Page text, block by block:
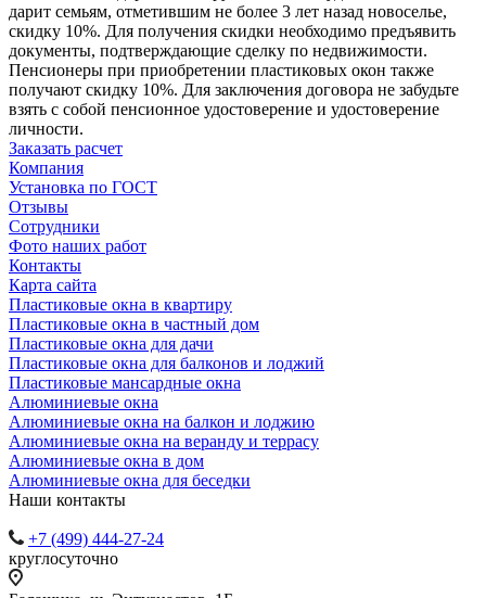
дарит семьям, отметившим не более 3 лет назад новоселье,
скидку 10%. Для получения скидки необходимо предъявить
документы, подтверждающие сделку по недвижимости.
Пенсионеры при приобретении пластиковых окон также
получают скидку 10%. Для заключения договора не забудьте
взять с собой пенсионное удостоверение и удостоверение
личности.
Заказать расчет
Компания
Установка по ГОСТ
Отзывы
Сотрудники
Фото наших работ
Контакты
Карта сайта
Пластиковые окна в квартиру
Пластиковые окна в частный дом
Пластиковые окна для дачи
Пластиковые окна для балконов и лоджий
Пластиковые мансардные окна
Алюминиевые окна
Алюминиевые окна на балкон и лоджию
Алюминиевые окна на веранду и террасу
Алюминиевые окна в дом
Алюминиевые окна для беседки
Наши контакты
+7 (499) 444-27-24
круглосуточно